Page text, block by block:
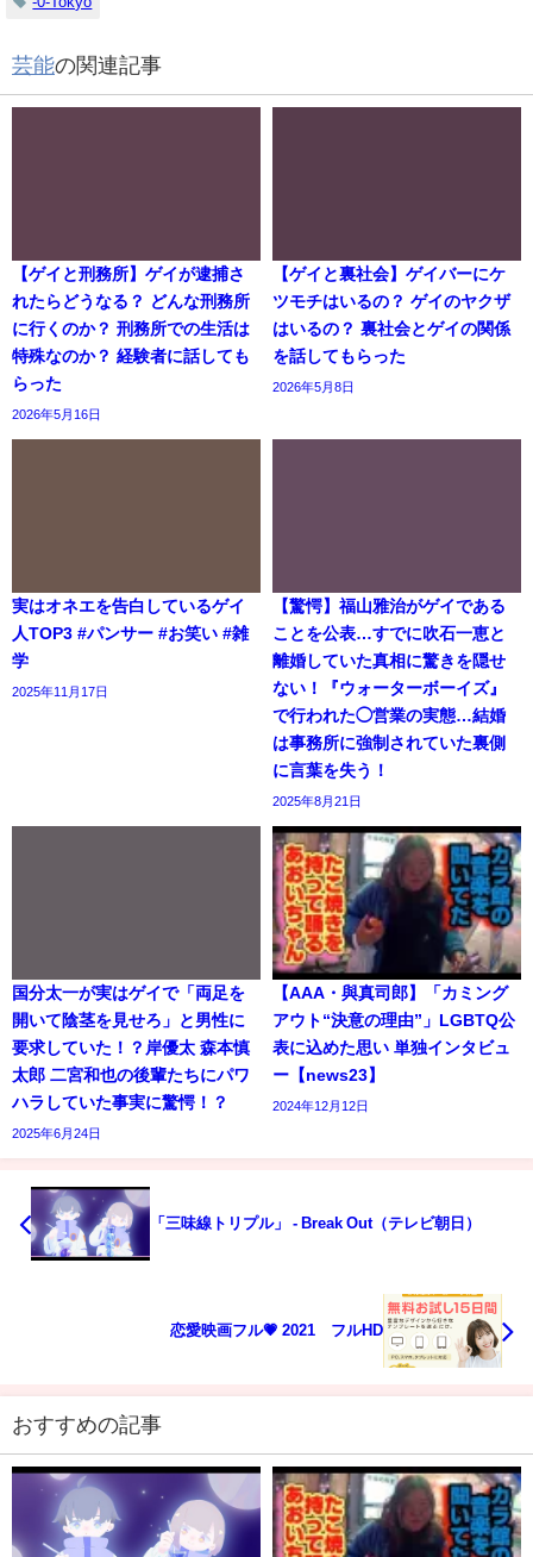
芸能の関連記事
【ゲイと刑務所】ゲイが逮捕さ
れたらどうなる？ どんな刑務所
に行くのか？ 刑務所での生活は
特殊なのか？ 経験者に話しても
らった
2026年5月16日
【ゲイと裏社会】ゲイバーにケ
ツモチはいるの？ ゲイのヤクザ
はいるの？ 裏社会とゲイの関係
を話してもらった
2026年5月8日
実はオネエを告白しているゲイ
人TOP3 #パンサー #お笑い #雑
学
2025年11月17日
【驚愕】福山雅治がゲイである
ことを公表…すでに吹石一恵と
離婚していた真相に驚きを隠せ
ない！『ウォーターボーイズ』
で行われた◯営業の実態…結婚
は事務所に強制されていた裏側
に言葉を失う！
2025年8月21日
国分太一が実はゲイで「両足を
開いて陰茎を見せろ」と男性に
要求していた！？岸優太 森本慎
太郎 二宮和也の後輩たちにパワ
ハラしていた事実に驚愕！？
2025年6月24日
【AAA・與真司郎】「カミング
アウト“決意の理由”」LGBTQ公
表に込めた思い 単独インタビュ
ー【news23】
2024年12月12日
「三味線トリプル」 - Break Out（テレビ朝日）
恋愛映画フル💗 2021 フルHD
おすすめの記事